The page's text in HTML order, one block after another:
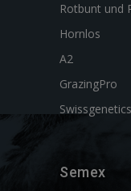
Rotbunt und
Hornlos
A2
GrazingPro
Swissgenetics
Semex